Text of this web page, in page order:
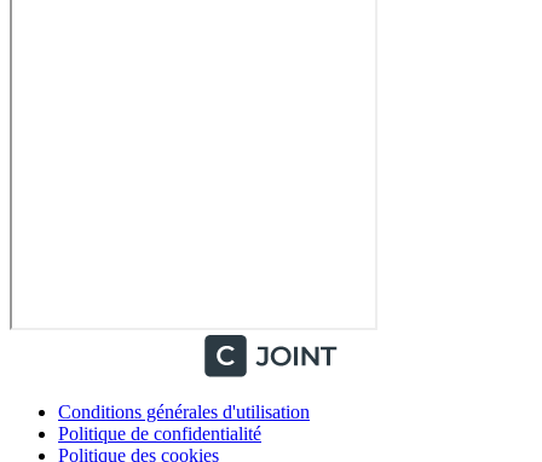
Conditions générales d'utilisation
Politique de confidentialité
Politique des cookies